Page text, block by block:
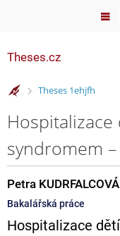
Theses.cz
>
Theses 1ehjfh
syndromem –
Petra KUDRFALCOVÁ
Bakalářská práce
Hospitalizace